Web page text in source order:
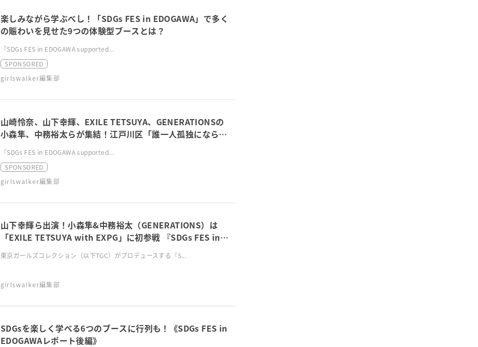
楽しみながら学ぶべし！「SDGs FES in EDOGAWA」で多く
の賑わいを見せた9つの体験型ブースとは？
『SDGs FES in EDOGAWA supported...
SPONSORED
girlswalker編集部
山崎怜奈、山下幸輝、EXILE TETSUYA、GENERATIONSの
小森隼、中務裕太らが集結！江戸川区「誰一人孤独になら
ず、喜怒哀楽が出せる区へ」
『SDGs FES in EDOGAWA supported...
SPONSORED
girlswalker編集部
山下幸輝ら出演！小森隼&中務裕太（GENERATIONS）は
「EXILE TETSUYA with EXPG」に初参戦 『SDGs FES in
EDOGAWA supported by TGC』開催決定
東京ガールズコレクション（以下TGC）がプロデュースする『S...
girlswalker編集部
SDGsを楽しく学べる6つのブースに行列も！《SDGs FES in
EDOGAWAレポート後編》